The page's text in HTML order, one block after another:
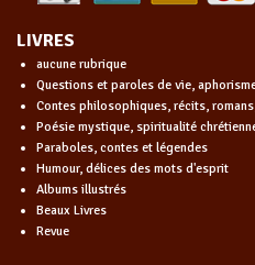
LIVRES
aucune rubrique
Questions et paroles de vie,
Contes philosophiques, récits,
Poésie mystique, spiritualité
Paraboles, contes et légendes
Humour, délices des mots d'esprit
Albums illustrés
Beaux Livres
Revue